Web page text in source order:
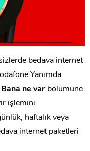
bedava internet
Yanımda
Bana ne varbölümüne
işlemini
haftalık veya
internet paketleri